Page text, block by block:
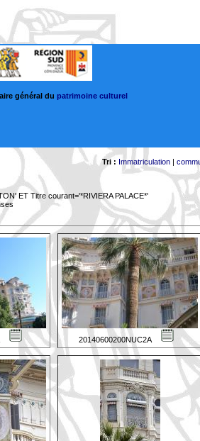
général du patrimoine culturel
Tri : Immatriculation|
ET Titre courant='*RIVIERA PALACE*'
20140600200NUC2A